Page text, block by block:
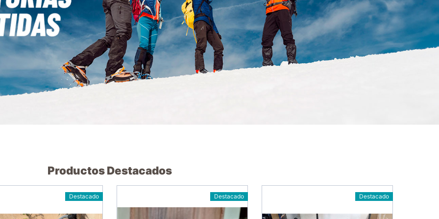
Productos Destacados
Destacado Destacado Destacado